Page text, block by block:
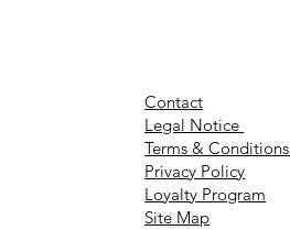
Contact
Legal Notice
Terms & Conditions
Privacy Policy
Loyalty Program
Site Map